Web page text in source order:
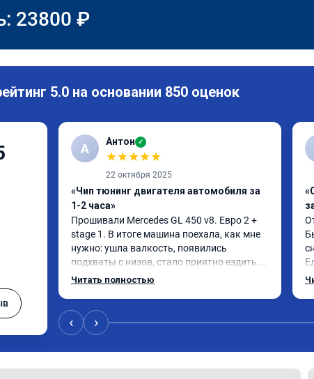
23800 ₽
5.0 на основании 850 оценок
А Антон ✓
★★★★★
22 октября 2025
«Чип тюнинг двигателя автомобиля за
1-2 часа»
Прошивали Mercedes GL 450 v8. Евро 2 +
stage 1. В итоге машина поехала, как мне
нужно: ушла валкость, появились
подхваты с низов, стало приятно ездить.
Одни из лучших трат, в авто! 🔥
Читать полностью
‹ ›